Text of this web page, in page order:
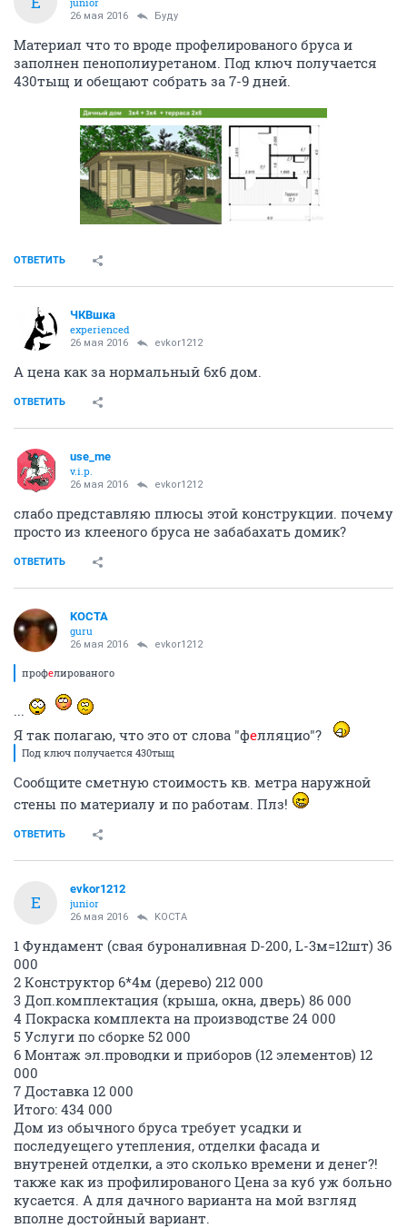
26 мая 2016 Буду
Материал что то вроде профелированого бруса и
заполнен пенополиуретаном. Под ключ получается
430тыщ и обещают собрать за 7-9 дней.
ОТВЕТИТЬ
ЧКВшка
experienced
26 мая 2016 evkor1212
А цена как за нормальный 6х6 дом.
ОТВЕТИТЬ
use_me
v.i.p.
26 мая 2016 evkor1212
слабо представляю плюсы этой конструкции. почему
просто из клееного бруса не забабахать домик?
ОТВЕТИТЬ
KOCTA
guru
26 мая 2016 evkor1212
профелированого
...
Я так полагаю, что это от слова "фелляцио"?
Под ключ получается 430тыщ
Сообщите сметную стоимость кв. метра наружной
стены по материалу и по работам. Плз!
ОТВЕТИТЬ
E
evkor1212
junior
26 мая 2016 KOCTA
1 Фундамент (свая буроналивная D-200, L-3м=12шт) 36
000
2 Конструктор 6*4м (дерево) 212 000
3 Доп.комплектация (крыша, окна, дверь) 86 000
4 Покраска комплекта на производстве 24 000
5 Услуги по сборке 52 000
6 Монтаж эл.проводки и приборов (12 элементов) 12
000
7 Доставка 12 000
Итого: 434 000
Дом из обычного бруса требует усадки и
последуещего утепления, отделки фасада и
внутреней отделки, а это сколько времени и денег?!
также как из профилированого Цена за куб уж больно
кусается. А для дачного варианта на мой взгляд
вполне достойный вариант.